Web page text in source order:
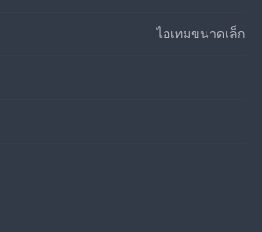
ไอเทมขนาดเล็ก